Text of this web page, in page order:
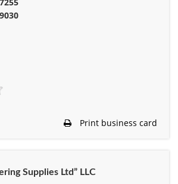
Print business card
Supplies Ltd” LLC